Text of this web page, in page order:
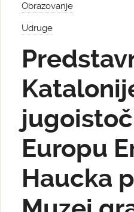
Obrazovanje
Udruge
Europu
Haucka